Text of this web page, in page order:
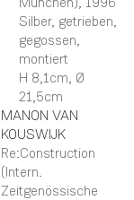
Silber, getrieben,
gegossen,
montiert
H 8,1cm, Ø
21,5cm
MANON VAN
KOUSWIJK
Re:Construction
(Intern.
Zeitgenössische